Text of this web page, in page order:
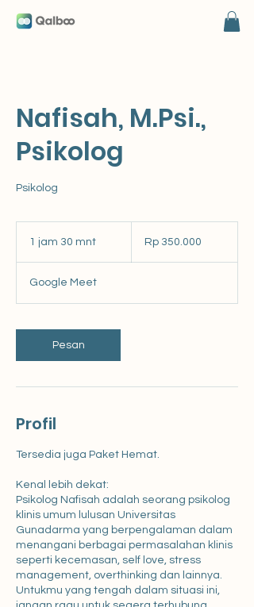
Nafisah, M.Psi.,
Psikolog
Psikolog
1 jam 30 mnt
0
n
Indonesia
Rp 350.000
Google Meet
Pesan
Profil
Tersedia juga Paket Hemat.
Kenal lebih dekat:
Psikolog Nafisah adalah seorang psikolog
klinis umum lulusan Universitas
Gunadarma yang berpengalaman dalam
menangani berbagai permasalahan klinis
seperti kecemasan, self love, stress
management, overthinking dan lainnya.
Untukmu yang tengah dalam situasi ini,